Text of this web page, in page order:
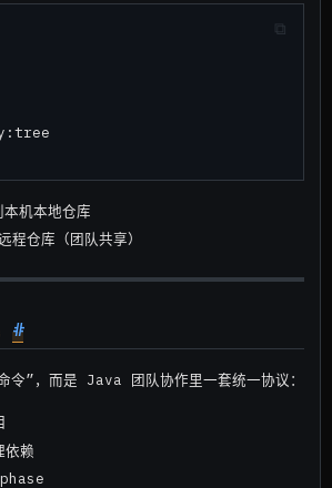
本机本地仓库
程仓库（团队共享）
#
令”，而是 Java 团队协作里一套统一协议：
依赖